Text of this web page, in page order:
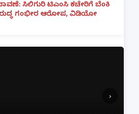
ಸಿಲಿಗುರಿ ಟಿಎಂಸಿ ಕಚೇರಿಗೆ ಬೆಂಕಿ
ಗಂಭೀರ ಆರೋಪ, ವಿಡಿಯೋ
›